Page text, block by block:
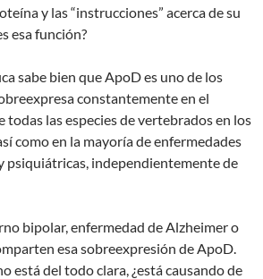
y las “instrucciones” acerca de su
esa función?
sabe bien que ApoD es uno de los
constantemente en el
todas las especies de vertebrados en los
como en la mayoría de enfermedades
psiquiátricas, independientemente de
bipolar, enfermedad de Alzheimer o
esa sobreexpresión de ApoD.
está del todo clara, ¿está causando de